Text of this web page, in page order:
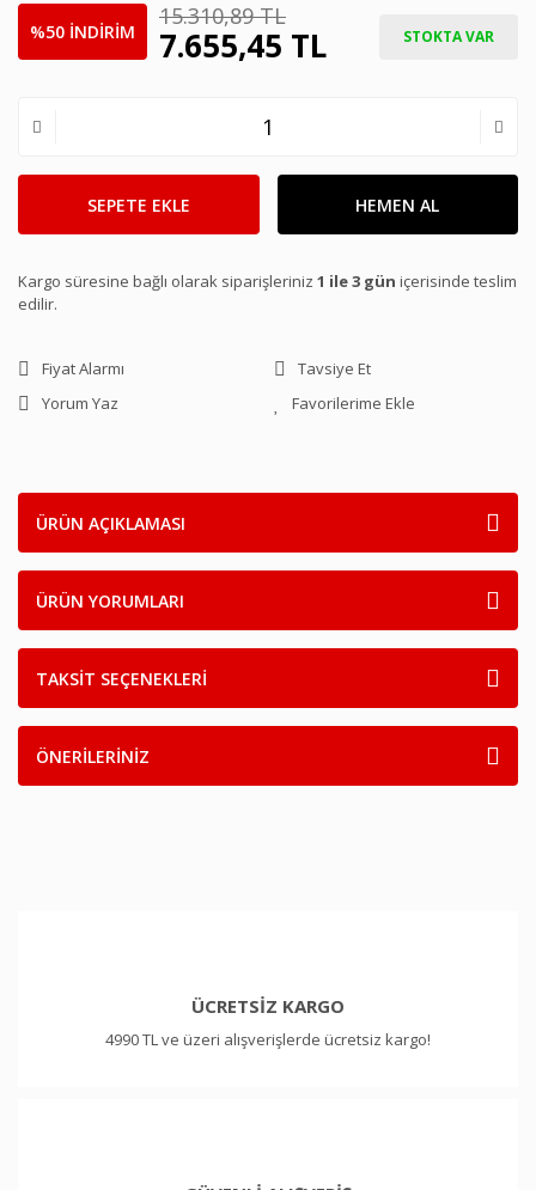
%50 İNDİRİM
15.310,89 TL
7.655,45 TL STOKTA VAR
SEPETE EKLE HEMEN AL
Kargo süresine bağlı olarak siparişleriniz 1 ile 3 gün içerisinde teslim
edilir.
Fiyat Alarmı
Tavsiye Et
Yorum Yaz
ÜRÜN AÇIKLAMASI
ÜRÜN YORUMLARI
TAKSİT SEÇENEKLERİ
ÖNERİLERİNİZ
ÜCRETSİZ KARGO
4990 TL ve üzeri alışverişlerde ücretsiz kargo!